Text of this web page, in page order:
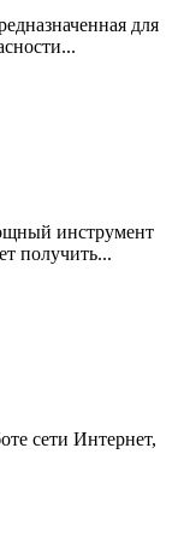
для
инструмент
получить...
сети Интернет,